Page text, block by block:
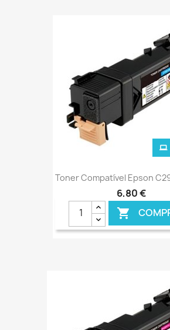
Toner Compatível Epson
6,80 €
